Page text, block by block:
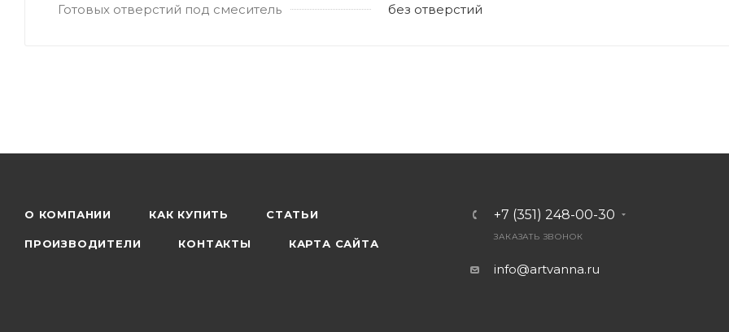
Готовых отверстий под смеситель
без отверстий
О КОМПАНИИ КАК КУПИТЬ СТАТЬИ
ПРОИЗВОДИТЕЛИ КОНТАКТЫ КАРТА САЙТА
+7 (351) 248-00-30
ЗАКАЗАТЬ ЗВОНОК
info@artvanna.ru